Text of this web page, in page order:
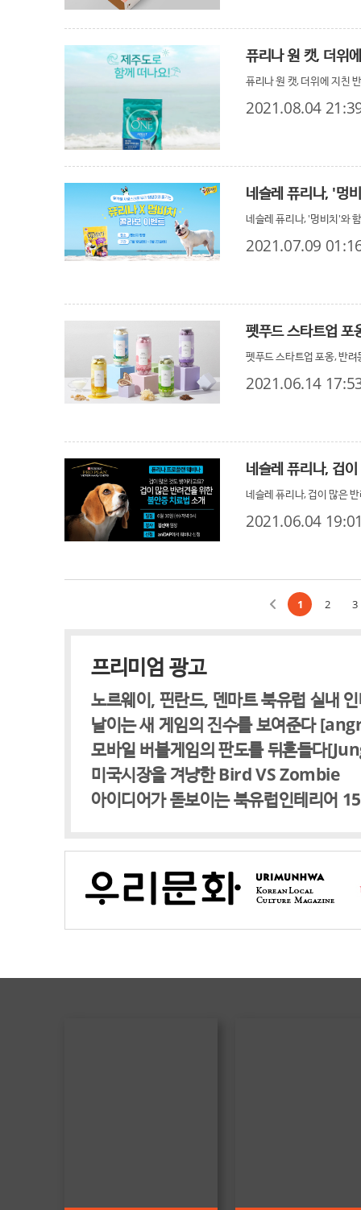
퓨리나 원 캣, 더위
퓨리나 원 캣, 더위에 지친
2021.08.04
네슬레 퓨리나, '멍
네슬레 퓨리나, '멍비치'와
2021.07.09
펫푸드 스타트업 포
펫푸드 스타트업 포옹, 반
2021.06.14
네슬레 퓨리나, 겁이 많은
2021.06.04
1 2 3
프리미엄 광고
노르웨이, 핀란드, 덴마트 북유럽 실내
날이는 새 게임의 진수를 보여준다
모바일 버블게임의 판도를 뒤흔들다
미국시장을 겨냥한 Bird VS Zombie
아이디어가 돋보이는 북유럽인테리어